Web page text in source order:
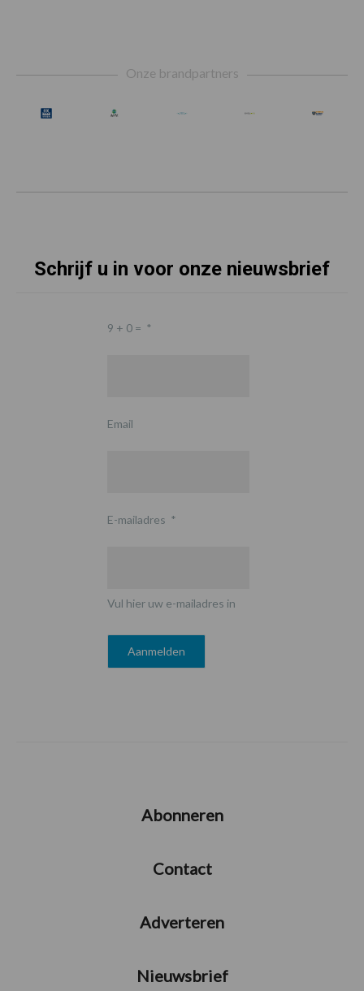
Onze brandpartners
Schrijf u in voor onze nieuwsbrief
9 + 0 = *
Email
E-mailadres *
Vul hier uw e-mailadres in
Abonneren
Contact
Adverteren
Nieuwsbrief